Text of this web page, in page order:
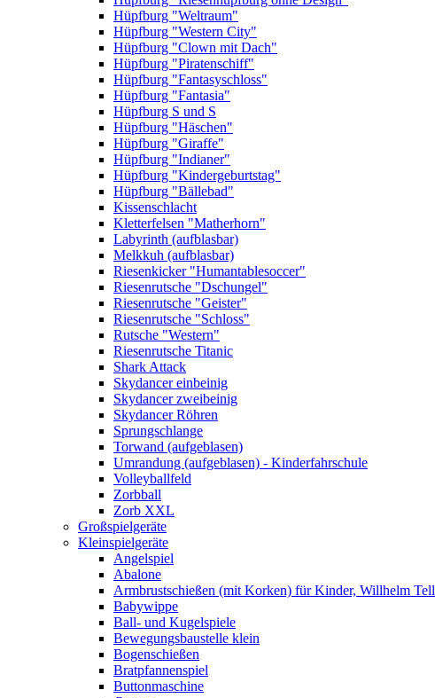
Hüpfburg "Weltraum"
Hüpfburg "Western City"
Hüpfburg "Clown mit Dach"
Hüpfburg "Piratenschiff"
Hüpfburg "Fantasyschloss"
Hüpfburg "Fantasia"
Hüpfburg S und S
Hüpfburg "Häschen"
Hüpfburg "Giraffe"
Hüpfburg "Indianer"
Hüpfburg "Kindergeburtstag"
Hüpfburg "Bällebad"
Kissenschlacht
Kletterfelsen "Matherhorn"
Labyrinth (aufblasbar)
Melkkuh (aufblasbar)
Riesenkicker "Humantablesoccer"
Riesenrutsche "Dschungel"
Riesenrutsche "Geister"
Riesenrutsche "Schloss"
Rutsche "Western"
Riesenrutsche Titanic
Shark Attack
Skydancer einbeinig
Skydancer zweibeinig
Skydancer Röhren
Sprungschlange
Torwand (aufgeblasen)
Umrandung (aufgeblasen) - Kinderfahrschule
Volleyballfeld
Zorbball
Zorb XXL
Großspielgeräte
Kleinspielgeräte
Angelspiel
Abalone
Armbrustschießen (mit Korken) für Kinder, Willhelm Tell
Babywippe
Ball- und Kugelspiele
Bewegungsbaustelle klein
Bogenschießen
Bratpfannenspiel
Buttonmaschine